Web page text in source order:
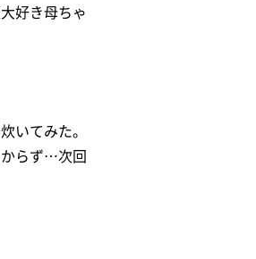
好き母ちゃ
いてみた。
らず…次回